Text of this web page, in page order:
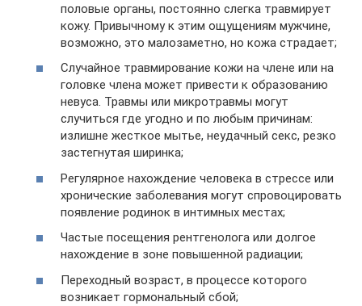
половые органы, постоянно слегка травмирует
кожу. Привычному к этим ощущениям мужчине,
возможно, это малозаметно, но кожа страдает;
Случайное травмирование кожи на члене или на
головке члена может привести к образованию
невуса. Травмы или микротравмы могут
случиться где угодно и по любым причинам:
излишне жесткое мытье, неудачный секс, резко
застегнутая ширинка;
Регулярное нахождение человека в стрессе или
хронические заболевания могут спровоцировать
появление родинок в интимных местах;
Частые посещения рентгенолога или долгое
нахождение в зоне повышенной радиации;
Переходный возраст, в процессе которого
возникает гормональный сбой;